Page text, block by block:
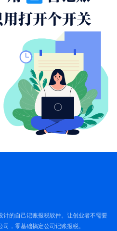
计的自己记账报税软件。让创业者不需要
，零基础搞定公司记账报税。